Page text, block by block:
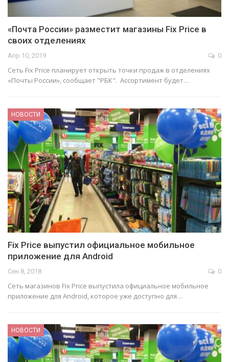
«Почта России» разместит магазины Fix Price в
своих отделениях
Апр 10, 2019 0
Сеть Fix Price планирует открыть точки продаж в отделениях
«Почты России», сообщает "РБК". Ассортимент будет…
НОВОСТИ
Fix Price выпустил официальное мобильное
приложение для Android
Сен 8, 2018 0
Сеть магазинов Fix Price выпустила официальное мобильное
приложение для Android, которое уже доступно для…
НОВОСТИ